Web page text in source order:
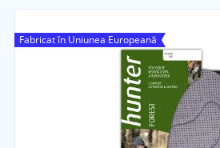
Fabricat în Uniunea Europeană